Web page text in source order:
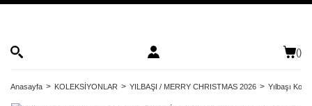
()
Anasayfa KOLEKSİYONLAR YILBAŞI / MERRY CHRISTMAS 2026 Yılbaşı